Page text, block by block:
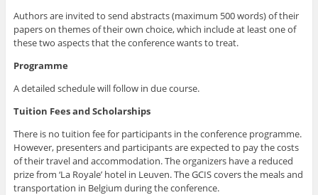
Authors are invited to send abstracts (maximum 500 words) of their
papers on themes of their own choice, which include at least one of
these two aspects that the conference wants to treat.
Programme
A detailed schedule will follow in due course.
Tuition Fees and Scholarships
There is no tuition fee for participants in the conference programme.
However, presenters and participants are expected to pay the costs
of their travel and accommodation. The organizers have a reduced
prize from ‘La Royale’ hotel in Leuven. The GCIS covers the meals and
transportation in Belgium during the conference.